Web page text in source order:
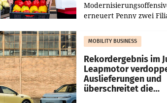
erneuert Penny zwei
Die beiden Standorte
Haag sowie im rund
MOBILITY BUSINESS
Rekordergebnis im
Leapmotor
Auslieferungen und
überschreitet die